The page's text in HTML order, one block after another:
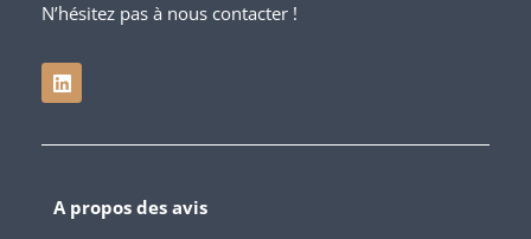
N’hésitez pas à nous contacter !
A propos des avis